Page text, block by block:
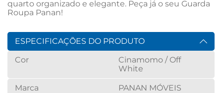
quarto organizado e elegante. Peça já o seu Guarda
Roupa Panan!
ESPECIFICAÇÕES DO PRODUTO
Cor
Cinamomo / Off
White
Marca PANAN MÓVEIS